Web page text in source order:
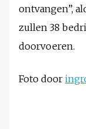
ontvangen”,
zullen 38
doorvoeren.
Foto door